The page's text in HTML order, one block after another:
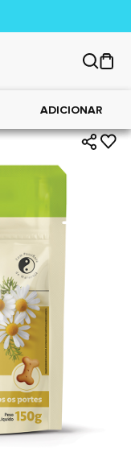
ADICIONAR